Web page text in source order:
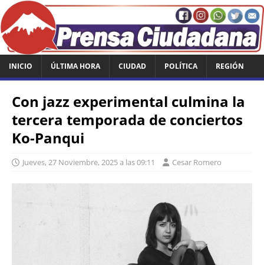
INICIO ÚLTIMA HORA CIUDAD POLÍTICA REGIÓN
Con jazz experimental culmina la
tercera temporada de conciertos
Ko-Panqui
Jueves, 27 Noviembre, 2025 a las 09:11 Cesar Romero